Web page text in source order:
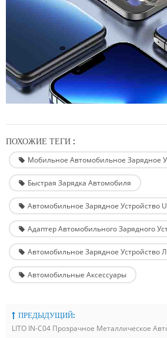
ПОХОЖИЕ ТЕГИ :
Мобильное Автомобильное Зарядное
Быстрая Зарядка Автомобиля
Автомобильное Зарядное Устройство
Адаптер Автомобильного Зарядного
Автомобильное Зарядное Устройство
Автомобильные Аксессуары
ПРЕДЫДУЩИЙ: